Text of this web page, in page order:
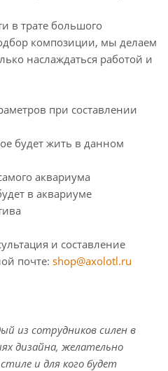
в трате большого
композиции, мы делаем
наслаждаться работой и
при составлении
будет жить в данном
аквариума
в аквариуме
и составление
почте: shop@axolotl.ru
из сотрудников силен в
дизайна, желательно
и для кого будет